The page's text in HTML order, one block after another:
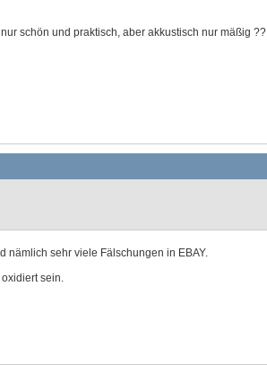
schön und praktisch, aber akkustisch nur mäßig ??
nämlich sehr viele Fälschungen in EBAY.
sein.